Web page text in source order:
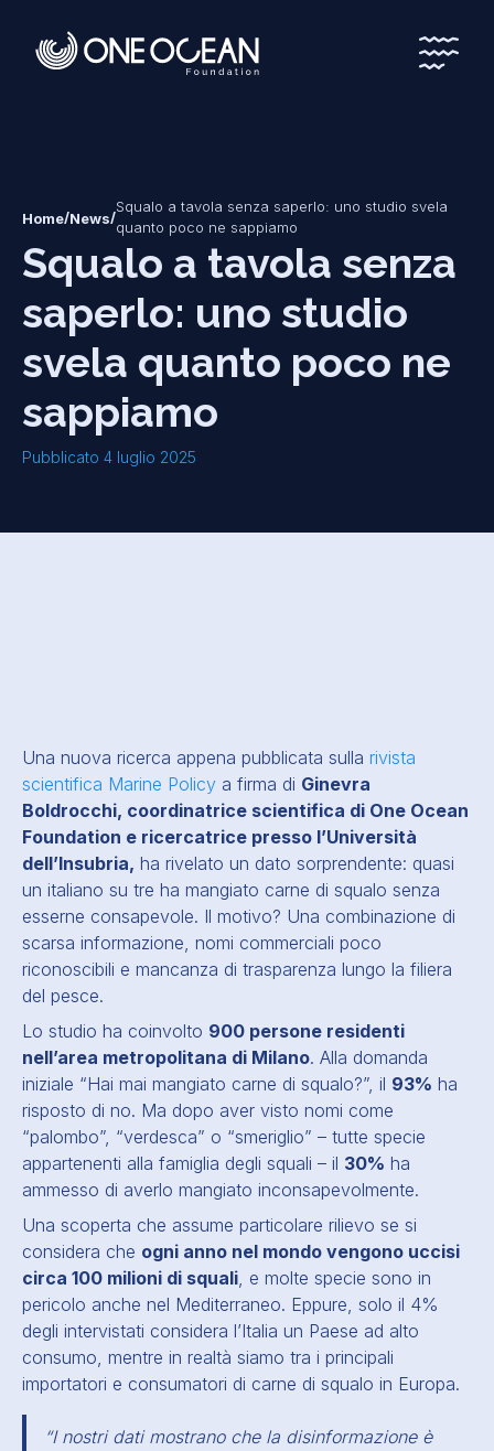
*
*
Home/News/
Squalo a tavola senza saperlo: uno studio svela
quanto poco ne sappiamo
Squalo a tavola senza
saperlo: uno studio
svela quanto poco ne
sappiamo
Pubblicato 4 luglio 2025
Una nuova ricerca appena pubblicata sulla rivista
scientifica Marine Policy a firma di Ginevra
Boldrocchi, coordinatrice scientifica di One Ocean
Foundation e ricercatrice presso l’Università
dell’Insubria, ha rivelato un dato sorprendente: quasi
un italiano su tre ha mangiato carne di squalo senza
esserne consapevole. Il motivo? Una combinazione di
scarsa informazione, nomi commerciali poco
riconoscibili e mancanza di trasparenza lungo la filiera
del pesce.
Lo studio ha coinvolto 900 persone residenti
nell’area metropolitana di Milano. Alla domanda
iniziale “Hai mai mangiato carne di squalo?”, il 93% ha
risposto di no. Ma dopo aver visto nomi come
“palombo”, “verdesca” o “smeriglio” – tutte specie
appartenenti alla famiglia degli squali – il 30% ha
ammesso di averlo mangiato inconsapevolmente.
Una scoperta che assume particolare rilievo se si
considera che ogni anno nel mondo vengono uccisi
circa 100 milioni di squali, e molte specie sono in
pericolo anche nel Mediterraneo. Eppure, solo il 4%
degli intervistati considera l’Italia un Paese ad alto
consumo, mentre in realtà siamo tra i principali
importatori e consumatori di carne di squalo in Europa.
“I nostri dati mostrano che la disinformazione è